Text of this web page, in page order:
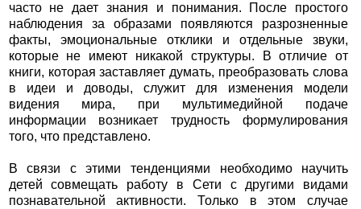
часто не дает знания и понимания. После простого
наблюдения за образами появляются разрозненные
факты, эмоциональные отклики и отдельные звуки,
которые не имеют никакой структуры. В отличие от
книги, которая заставляет думать, преобразовать слова
в идеи и доводы, служит для изменения модели
видения мира, при мультимедийной подаче
информации возникает трудность формулирования
того, что представлено.
В связи с этими тенденциями необходимо научить
детей совмещать работу в Сети с другими видами
познавательной активности. Только в этом случае